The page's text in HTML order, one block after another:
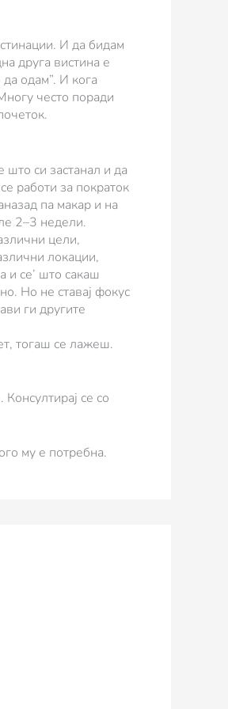
И да бидам
друга вистина е
одам”. И кога
често поради
си застанал и да
работи за пократок
па макар и на
2–3 недели.
цели,
локации,
и се’ што сакаш
Но не ставај фокус
ги другите
тогаш се лажеш.
се со
му е потребна.